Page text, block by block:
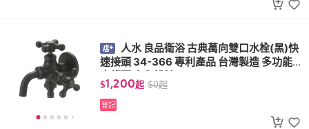
人水 良品衛浴 古典萬向雙口水栓(黑)快
速接頭 34-366 專利產品 台灣製造 多功能
水龍頭 室內設計
$1,200起 $0起
登記